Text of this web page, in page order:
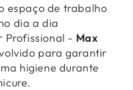
espaço de trabalho
dia a dia
Profissional - Max
para garantir
higiene durante